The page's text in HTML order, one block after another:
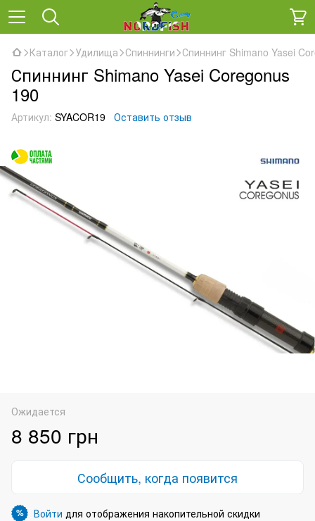
Каталог Удилища Спиннинги Спиннинг Shimano Yasei
Спиннинг Shimano Yasei Coregonus
190
Артикул: SYACOR19 Оставить отзыв
Ожидается
8 850 грн
Сообщить, когда появится
% Войти для отображения накопительной скидки